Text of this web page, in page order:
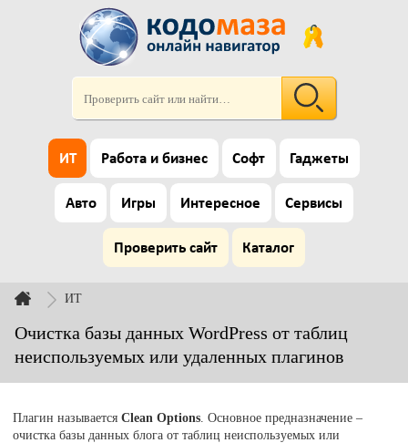
ИТ Работа и бизнес Софт Гаджеты
Авто Игры Интересное Сервисы
Проверить сайт Каталог
ИТ
Очистка базы данных WordPress от таблиц
неиспользуемых или удаленных плагинов
Плагин называетсяClean Options . Основное предназначение –
очистка базы данных блога от таблиц неиспользуемых или